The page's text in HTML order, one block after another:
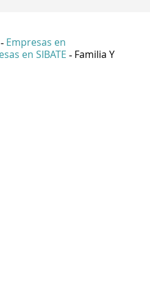
- Empresas en
en SIBATE - Familia Y